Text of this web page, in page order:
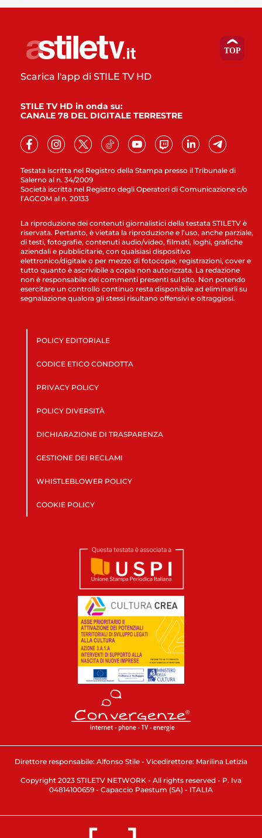
Testata iscritta nel Registro della Stampa presso il Tribunale di
Salerno al n. 34/2009
Società iscritta nel Registro degli Operatori di Comunicazione c/o
l’AGCOM al n. 20133
Scarica l'app di STILE TV HD
STILE TV HD in onda su:
CANALE 78 DEL DIGITALE TERRESTRE
La riproduzione dei contenuti giornalistici della testata STILETV è
riservata. Pertanto, è vietata la riproduzione e l’uso, anche parziale,
di testi, fotografie, contenuti audio/video, filmati, loghi, grafiche
aziendali e pubblicitarie, con qualsiasi dispositivo
elettronico/digitale o per mezzo di fotocopie, registrazioni, cover e
tutto quanto è ascrivibile a copia non autorizzata. La redazione
non è responsabile dei commenti presenti sul sito. Non potendo
esercitare un controllo continuo resta disponibile ad eliminarli su
segnalazione qualora gli stessi risultano offensivi e oltraggiosi.
POLICY EDITORIALE
CODICE ETICO CONDOTTA
PRIVACY POLICY
POLICY DIVERSITÀ
DICHIARAZIONE DI TRASPARENZA
GESTIONE DEI RECLAMI
WHISTLEBLOWER POLICY
COOKIE POLICY
Direttore responsabile: Alfonso Stile - Vicedirettore: Marilina Letizia
Copyright 2023 STILETV NETWORK - All rights reserved - P. Iva
04814100659 - Capaccio Paestum (SA) - ITALIA